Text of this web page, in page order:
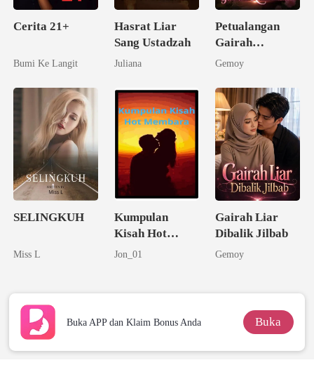
Cerita 21+
Bumi Ke Langit
Hasrat Liar
Sang Ustadzah
Juliana
Petualangan
Gairah
Kenikmatan
Gemoy
SELINGKUH
Miss L
Kumpulan
Kisah Hot
Membara
Jon_01
Gairah Liar
Dibalik Jilbab
Gemoy
Buka APP dan Klaim Bonus Anda Buka